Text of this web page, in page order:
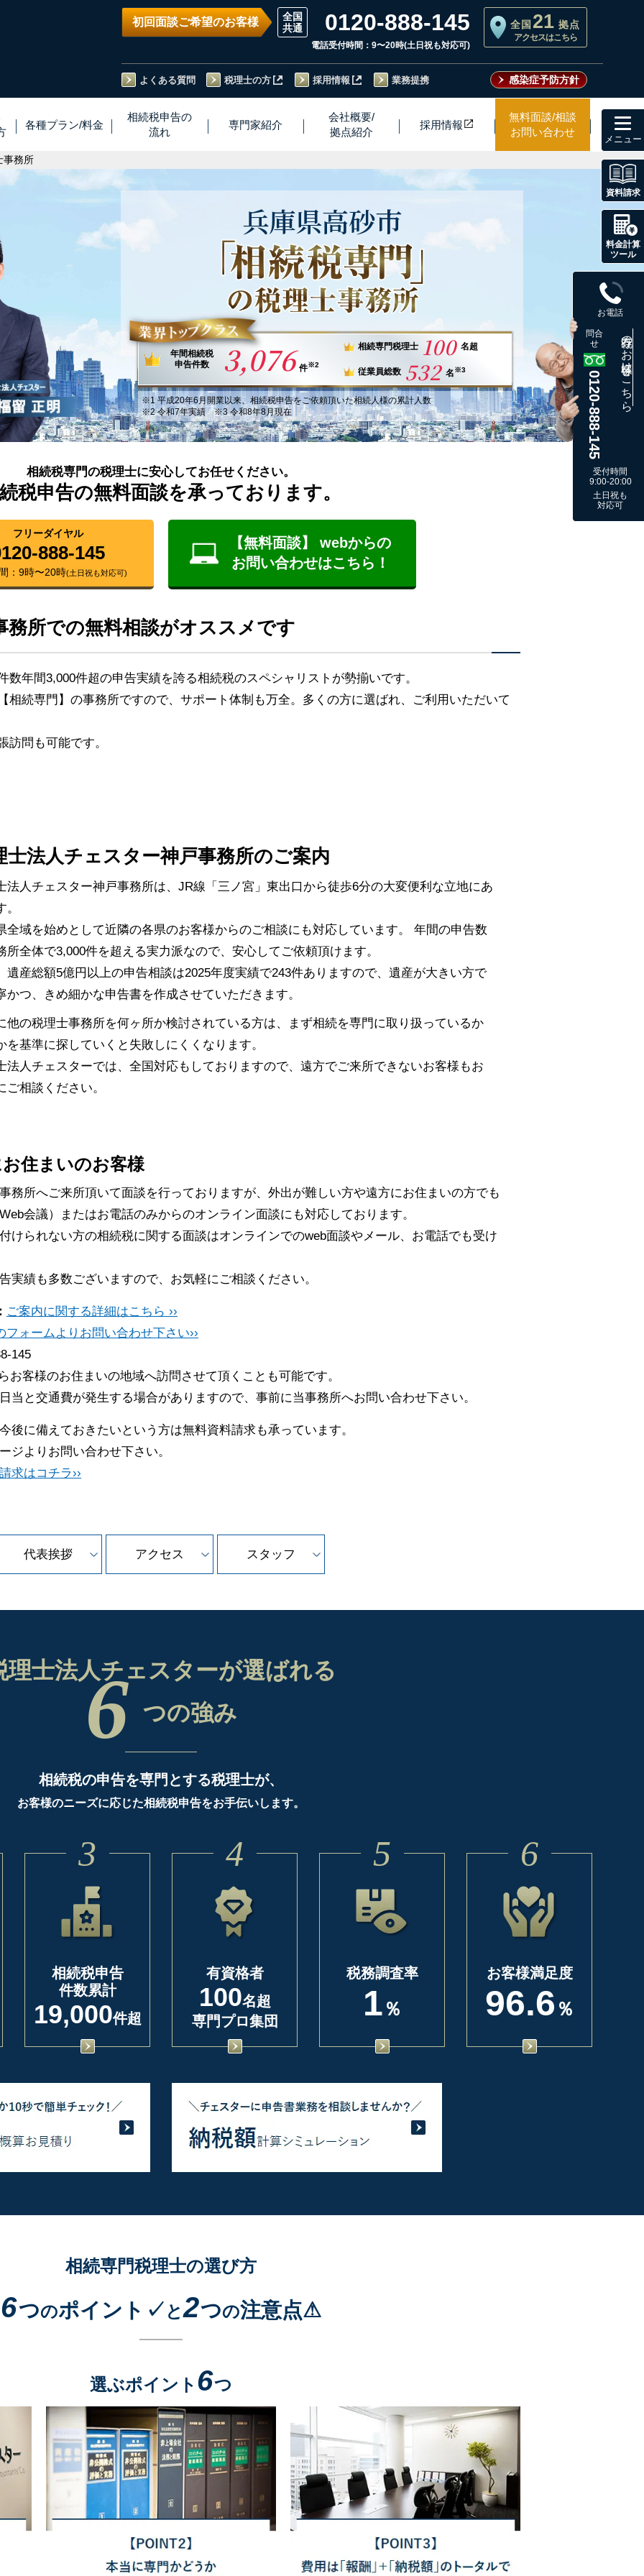
初回面談ご希望のお客様 0120-888-145
電話受付時間：9〜20時(土日祝も対応可)
全国 21 拠点
アクセスはこちら
よくある質問 税理士の方 採用情報 業務提携 感染症予防方針
各種プラン/料金
相続税申告の
流れ
専門家紹介
会社概要/
拠点紹介
採用情報
無料面談/相談
お問い合わせ
事務所
兵庫県高砂市
年間相続税
申告件数
3,076 件※2
相続専門税理士 100 名超
従業員総数 532 名※3
※1平成20年6月開業以来、相続税申告をご依頼頂いた相続人様の累計人数
※2 令和7年実績 ※3 令和8年8月現在
相続税専門の税理士に安心してお任せください。
税申告の無料面談を承っております。
フリーダイヤル
888-145
：9時〜20時(土日祝も対応可)
【無料面談】 webからの
お問い合わせはこちら！
務所での無料相談がオススメです
年間3,000件超の申告実績を誇る相続税のスペシャリストが勢揃いです。
相続専門】の事務所ですので、サポート体制も万全。多くの方に選ばれ、ご利用いただいて
訪問も可能です。
士法人チェスター神戸事務所のご案内
法人チェスター神戸事務所は、JR線「三ノ宮」東出口から徒歩6分の大変便利な立地にあ
全域を始めとして近隣の各県のお客様からのご相談にも対応しています。 年間の申告数
所全体で3,000件を超える実力派なので、安心してご依頼頂けます。
遺産総額5億円以上の申告相談は2025年度実績で243件ありますので、遺産が大きい方で
かつ、きめ細かな申告書を作成させていただきます。
他の税理士事務所を何ヶ所か検討されている方は、まず相続を専門に取り扱っているか
を基準に探していくと失敗しにくくなります。
法人チェスターでは、全国対応もしておりますので、遠方でご来所できないお客様もお
ご相談ください。
住まいのお客様
務所へご来所頂いて面談を行っておりますが、外出が難しい方や遠方にお住まいの方でも
会議）またはお電話のみからのオンライン面談にも対応しております。
けられない方の相続税に関する面談はオンラインでのweb面談やメール、お電話でも受け
実績も多数ございますので、お気軽にご相談ください。
ご案内に関する詳細はこちら ››
フォームよりお問い合わせ下さい››
145
お客様のお住まいの地域へ訪問させて頂くことも可能です。
当と交通費が発生する場合がありますので、事前に当事務所へお問い合わせ下さい。
後に備えておきたいという方は無料資料請求も承っています。
ジよりお問い合わせ下さい。
求はコチラ››
代表挨拶 アクセス スタッフ
理士法人チェスターが選ばれる
6 つの強み
相続税の申告を専門とする税理士が、
お客様のニーズに応じた相続税申告をお手伝いします。
3
相続税申告
件数累計
19,000件超
4
有資格者
100名超
専門プロ集団
5
税務調査率
1 ％
6
お客様満足度
96.6 ％
相続専門税理士の選び方
6つのポイント✓ と2つの注意点⚠
選ぶポイント 6つ
資料請求
料金計算
ツール
お電話
問合
せ
0120-888-145
既存のお客様はこちら
受付時間
9:00-20:00
土日祝も
対応可